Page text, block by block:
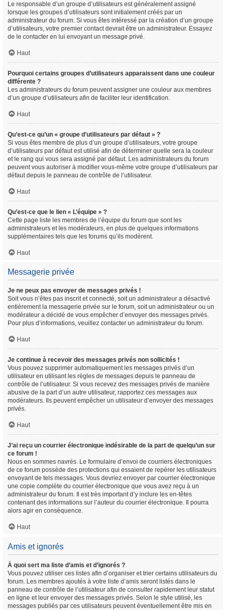
Le responsable d’un groupe d’utilisateurs est généralement assigné
lorsque les groupes d’utilisateurs sont initialement créés par un
administrateur du forum. Si vous êtes intéressé par la création d’un groupe
d’utilisateurs, votre premier contact devrait être un administrateur. Essayez
de le contacter en lui envoyant un message privé.
Haut
Pourquoi certains groupes d’utilisateurs apparaissent dans une couleur
différente ?
Les administrateurs du forum peuvent assigner une couleur aux membres
d’un groupe d’utilisateurs afin de faciliter leur identification.
Haut
Qu’est-ce qu’un « groupe d’utilisateurs par défaut » ?
Si vous êtes membre de plus d’un groupe d’utilisateurs, votre groupe
d’utilisateurs par défaut est utilisé afin de déterminer quelle sera la couleur
et le rang qui vous sera assigné par défaut. Les administrateurs du forum
peuvent vous autoriser à modifier vous-même votre groupe d’utilisateurs par
défaut depuis le panneau de contrôle de l’utilisateur.
Haut
Qu’est-ce que le lien « L’équipe » ?
Cette page liste les membres de l’équipe du forum que sont les
administrateurs et les modérateurs, en plus de quelques informations
supplémentaires tels que les forums qu’ils modèrent.
Haut
Messagerie privée
Je ne peux pas envoyer de messages privés !
Soit vous n’êtes pas inscrit et connecté, soit un administrateur a désactivé
entièrement la messagerie privée sur le forum, soit un administrateur ou un
modérateur a décidé de vous empêcher d’envoyer des messages privés.
Pour plus d’informations, veuillez contacter un administrateur du forum.
Haut
Je continue à recevoir des messages privés non sollicités !
Vous pouvez supprimer automatiquement les messages privés d’un
utilisateur en utilisant les règles de messages depuis le panneau de
contrôle de l’utilisateur. Si vous recevez des messages privés de manière
abusive de la part d’un autre utilisateur, rapportez ces messages aux
modérateurs. Ils peuvent empêcher un utilisateur d’envoyer des messages
privés.
Haut
J’ai reçu un courrier électronique indésirable de la part de quelqu’un sur
ce forum !
Nous en sommes navrés. Le formulaire d’envoi de courriers électroniques
de ce forum possède des protections qui essaient de repérer les utilisateurs
envoyant de tels messages. Vous devriez envoyer par courrier électronique
une copie complète du courrier électronique que vous avez reçu à un
administrateur du forum. Il est très important d’y inclure les en-têtes
contenant des informations sur l’auteur du courrier électronique. Il pourra
alors agir en conséquence.
Haut
Amis et ignorés
À quoi sert ma liste d’amis et d’ignorés ?
Vous pouvez utiliser ces listes afin d’organiser et trier certains utilisateurs du
forum. Les membres ajoutés à votre liste d’amis seront listés dans le
panneau de contrôle de l’utilisateur afin de consulter rapidement leur statut
en ligne et leur envoyer des messages privés. Selon le style utilisé, les
messages publiés par ces utilisateurs peuvent éventuellement être mis en